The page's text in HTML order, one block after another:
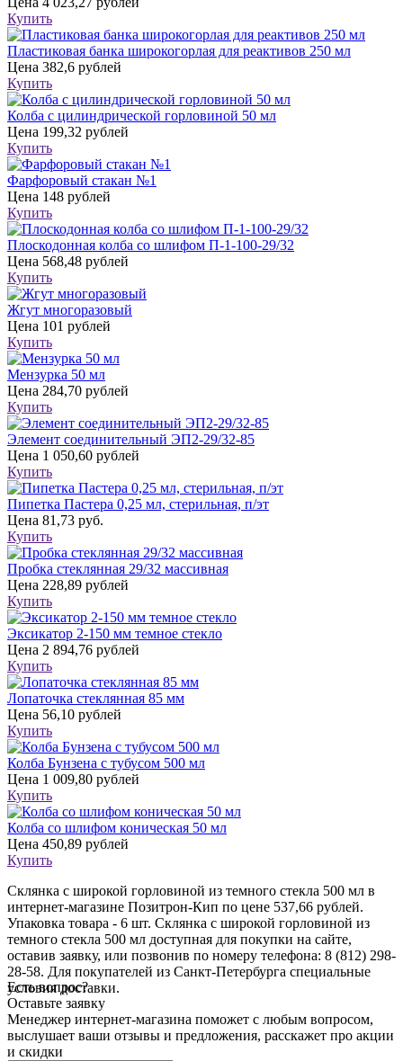
Купить
Пластиковая банка широкогорлая для реактивов 250 мл
Цена 382,6 рублей
Купить
Колба с цилиндрической горловиной 50 мл
Цена 199,32 рублей
Купить
Фарфоровый стакан №1
Цена 148 рублей
Купить
Плоскодонная колба со шлифом П-1-100-29/32
Цена 568,48 рублей
Купить
Жгут многоразовый
Цена 101 рублей
Купить
Мензурка 50 мл
Цена 284,70 рублей
Купить
Элемент соединительный ЭП2-29/32-85
Цена 1 050,60 рублей
Купить
Пипетка Пастера 0,25 мл, стерильная, п/эт
Цена 81,73 руб.
Купить
Пробка стеклянная 29/32 массивная
Цена 228,89 рублей
Купить
Эксикатор 2-150 мм темное стекло
Цена 2 894,76 рублей
Купить
Лопаточка стеклянная 85 мм
Цена 56,10 рублей
Купить
Колба Бунзена с тубусом 500 мл
Цена 1 009,80 рублей
Купить
Колба со шлифом коническая 50 мл
Цена 450,89 рублей
Купить
Склянка с широкой горловиной из темного стекла 500 мл в
интернет-магазине Позитрон-Кип по цене 537,66 рублей.
Упаковка товара - 6 шт. Склянка с широкой горловиной из
темного стекла 500 мл доступная для покупки на сайте,
оставив заявку, или позвонив по номеру телефона: 8 (812) 298-
28-58. Для покупателей из Санкт-Петербурга специальные
условия доставки.
Есть вопрос?
Оставьте заявку
Менеджер интернет-магазина поможет с любым вопросом,
выслушает ваши отзывы и предложения, расскажет про акции
и скидки